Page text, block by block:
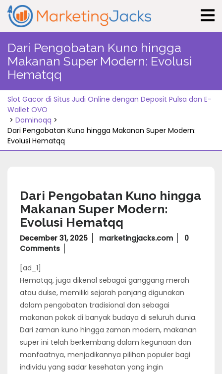
Skip
content
Dari Pengobatan Kuno hingga
Makanan Super Modern: Evolusi
Hematqq
Slot Gacor di Situs Judi Online dengan Deposit Pulsa dan E-
Wallet OVO
> Dominoqq >
Dari Pengobatan Kuno hingga Makanan Super Modern:
Evolusi Hematqq
Dari Pengobatan Kuno hingga
Makanan Super Modern:
Evolusi Hematqq
December 31, 2025
December
marketingjacks.com
0
Comments
[ad_1]
Hematqq, juga dikenal sebagai ganggang merah
atau dulse, memiliki sejarah panjang digunakan
dalam pengobatan tradisional dan sebagai
makanan pokok di banyak budaya di seluruh dunia.
Dari zaman kuno hingga zaman modern, makanan
super ini telah berkembang dalam kegunaan dan
manfaatnya, menjadikannya pilihan populer bagi
individu yang sadar kesehatan yang ingin